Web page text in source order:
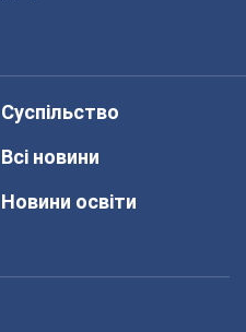
Суспільство
Всі новини
Новини освіти